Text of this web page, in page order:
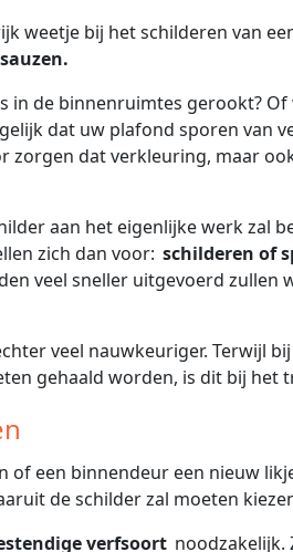
weetje bij het schilderen van
in de binnenruimtes gerookt?
dat uw plafond sporen van
zorgen dat verkleuring, maar
aan het eigenlijke werk zal
zich dan voor: schilderen of
veel sneller uitgevoerd
veel nauwkeuriger. Terwijl
gehaald worden, is dit bij het
of een binnendeur een nieuw
de schilder zal moeten
verfsoort noodzakelijk.